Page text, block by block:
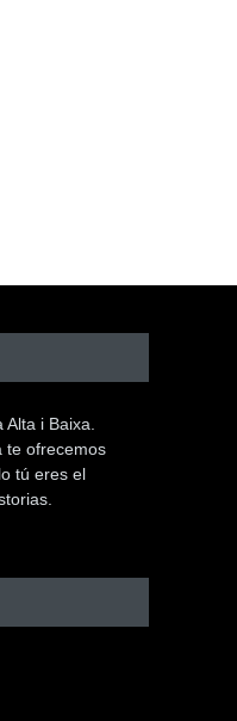
i Baixa.
te ofrecemos
tú eres el